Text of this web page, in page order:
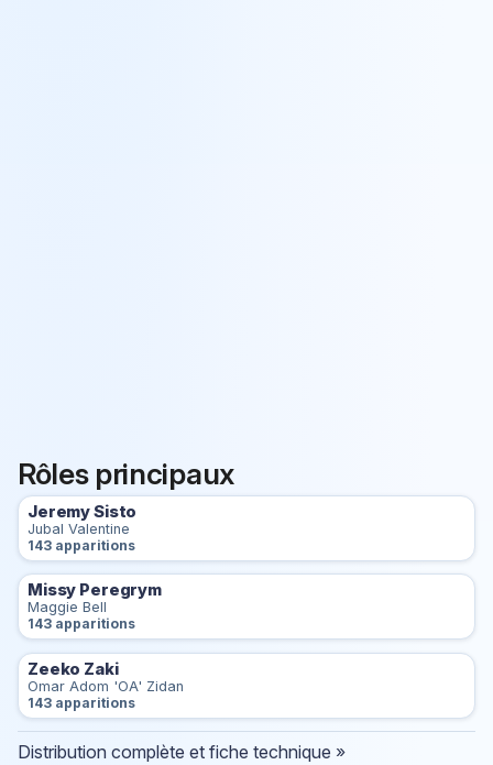
Rôles principaux
Jeremy Sisto
Jubal Valentine
143 apparitions
Missy Peregrym
Maggie Bell
143 apparitions
Zeeko Zaki
Omar Adom 'OA' Zidan
143 apparitions
Distribution complète et fiche technique »